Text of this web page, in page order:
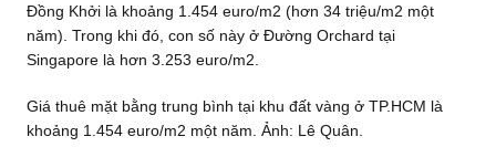
Đồng Khởi là khoảng 1.454 euro/m2 (hơn 34 triệu/m2 một
năm). Trong khi đó, con số này ở Đường Orchard tại
Singapore là hơn 3.253 euro/m2.
Giá thuê mặt bằng trung bình tại khu đất vàng ở TP.HCM là
khoảng 1.454 euro/m2 một năm. Ảnh: Lê Quân.